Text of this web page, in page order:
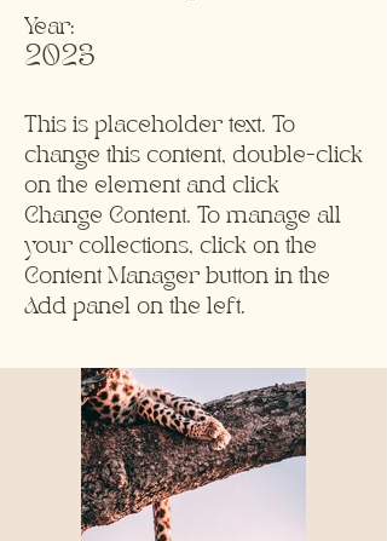
Year:
2023
This is placeholder text. To
change this content, double-click
on the element and click
Change Content. To manage all
your collections, click on the
Content Manager button in the
Add panel on the left.